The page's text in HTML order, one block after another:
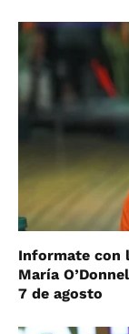
Informate con
María
7 de agosto